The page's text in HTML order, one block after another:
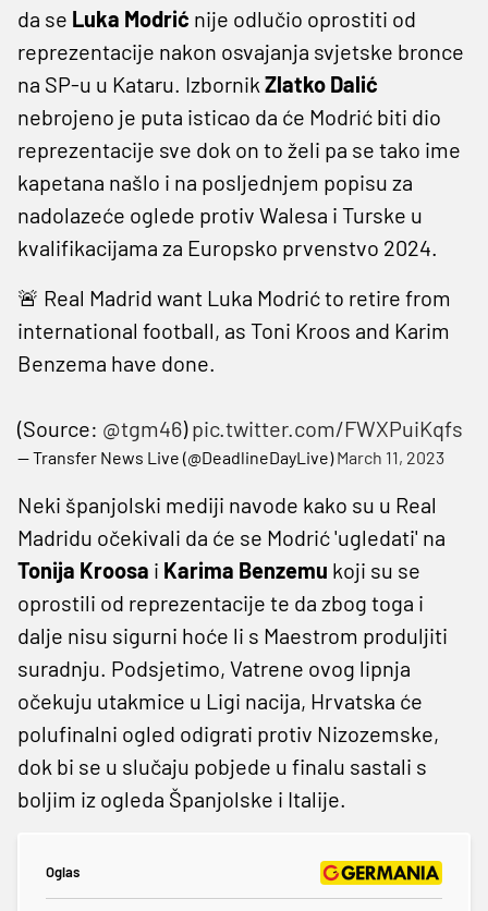
da se Luka Modrić nije odlučio oprostiti od
reprezentacije nakon osvajanja svjetske bronce
na SP-u u Kataru. Izbornik Zlatko Dalić
nebrojeno je puta isticao da će Modrić biti dio
reprezentacije sve dok on to želi pa se tako ime
kapetana našlo i na posljednjem popisu za
nadolazeće oglede protiv Walesa i Turske u
kvalifikacijama za Europsko prvenstvo 2024.
🚨 Real Madrid want Luka Modrić to retire from
international football, as Toni Kroos and Karim
Benzema have done.
(Source: @tgm46)pic.twitter.com/FWXPuiKqfs
— Transfer News Live (@DeadlineDayLive)March 11, 2023
Neki španjolski mediji navode kako su u Real
Madridu očekivali da će se Modrić 'ugledati' na
Tonija Kroosa i Karima Benzemu koji su se
oprostili od reprezentacije te da zbog toga i
dalje nisu sigurni hoće li s Maestrom produljiti
suradnju. Podsjetimo, Vatrene ovog lipnja
očekuju utakmice u Ligi nacija, Hrvatska će
polufinalni ogled odigrati protiv Nizozemske,
dok bi se u slučaju pobjede u finalu sastali s
boljim iz ogleda Španjolske i Italije.
Oglas